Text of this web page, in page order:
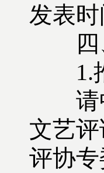
发表
四、
1.推
请中
文艺
评协